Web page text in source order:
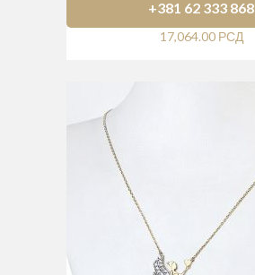
+381 62 333 868
17,064.00 РСД